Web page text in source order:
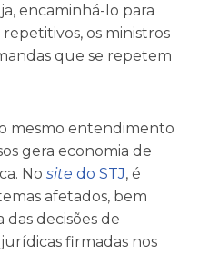
encaminhá-lo para
os ministros
que se repetem
mesmo entendimento
gera economia de
No site do STJ, é
afetados, bem
decisões de
firmadas nos